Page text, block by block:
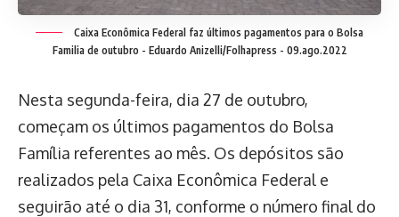
Caixa Econômica Federal faz últimos pagamentos para o Bolsa
Familia de outubro - Eduardo Anizelli/Folhapress - 09.ago.2022
Nesta segunda-feira, dia 27 de outubro,
começam os últimos pagamentos do Bolsa
Família referentes ao mês. Os depósitos são
realizados pela Caixa Econômica Federal e
seguirão até o dia 31, conforme o número final do